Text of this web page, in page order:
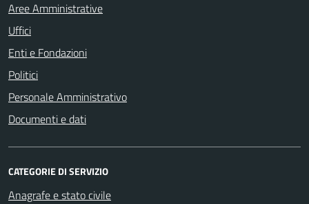
Aree Amministrative
Uffici
Enti e Fondazioni
Politici
Personale Amministrativo
Documenti e dati
CATEGORIE DI SERVIZIO
Anagrafe e stato civile